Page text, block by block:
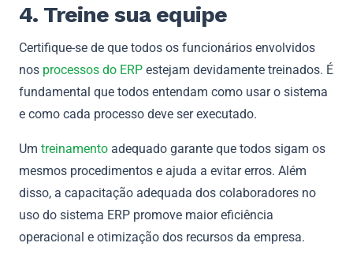
4. Treine sua equipe
Certifique-se de que todos os funcionários envolvidos
nos processos do ERP estejam devidamente treinados. É
fundamental que todos entendam como usar o sistema
e como cada processo deve ser executado.
Um treinamento adequado garante que todos sigam os
mesmos procedimentos e ajuda a evitar erros. Além
disso, a capacitação adequada dos colaboradores no
uso do sistema ERP promove maior eficiência
operacional e otimização dos recursos da empresa.